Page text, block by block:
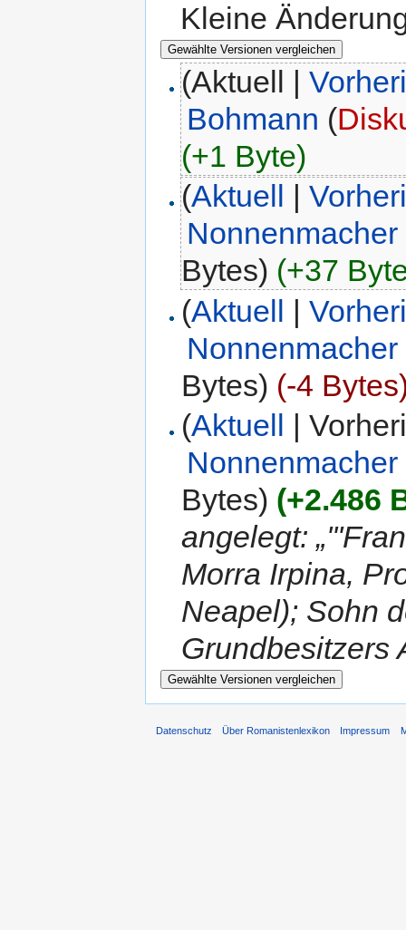
Kleine
(Aktuell |
Bohmann (
(+1 Byte)
(Aktuell |
Nonnenmacher
Bytes) (+37
(Aktuell |
Nonnenmacher
Bytes) (-4
(Aktuell |
Nonnenmacher
Bytes) (+2.486
angelegt:
Morra Irpina,
Neapel); Sohn
Grundbesitzers
Datenschutz Über Romanistenlexikon Impressum